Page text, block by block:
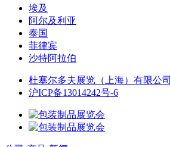
埃及
阿尔及利亚
泰国
菲律宾
沙特阿拉伯
杜塞尔多夫展览（上海）有限公司
沪ICP备13014242号-6